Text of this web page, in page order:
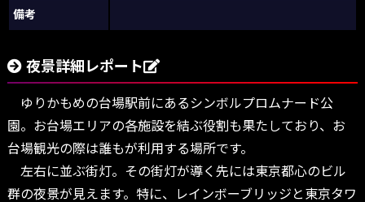
備考
夜景詳細レポート
ゆりかもめの台場駅前にあるシンボルプロムナード公
園。お台場エリアの各施設を結ぶ役割も果たしており、お
台場観光の際は誰もが利用する場所です。
左右に並ぶ街灯。その街灯が導く先には東京都心のビル
群の夜景が見えます。特に、レインボーブリッジと東京タワ